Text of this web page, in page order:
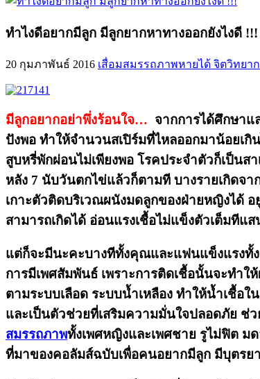
ทำไงดีอยากมีลูก มีลูกยากหาทางออกยังไงดี !!!
20 กุมภาพันธ์ 2016 เสื่อมสมรรถภาพหายได้ จิตวิทยา
มีลูกอยากอย่าพึ่งร้อนใจ… จากการได้ศึกษาแ
ปังพอ ทำให้จำนวนสเปิร์มที่ไหลออกมาน้อยเ
สูบหรี่พักผ่อนไม่เพียงพอ โรคประจำตัวก็เป็น
หลัง 7 นับวันตกไข่แล้วก็ตามที บางรายเกิดจ
เกาะตัวติดบริเวณผนังมดลูกของฝ่ายหญิงได้
สามารถเกิดได้ อ่อนแรงเชื้อไม่แข็งตัวเต็มที
แต่ก็จะมีนะคะบางทีทั้งคุณและแฟนแข็งแรงทั้
การมีเพศสัมพันธ์ เพราะการติดเชื้อนั้นจะทำใ
ตามระบบเลือด ระบบน้ำเหลือง ทำให้น้ำเชื้อ
และเป็นตัวช่วยที่เสริมความมั่นใจปลอดภัย ช่
สมรรถภาพทั้งเพศหญิงและเพศชาย รูไม่ฟิต ม
ที่มาของคอลัมส์ฉบับเพื่อคนอยากมีลูก มีบุตรย